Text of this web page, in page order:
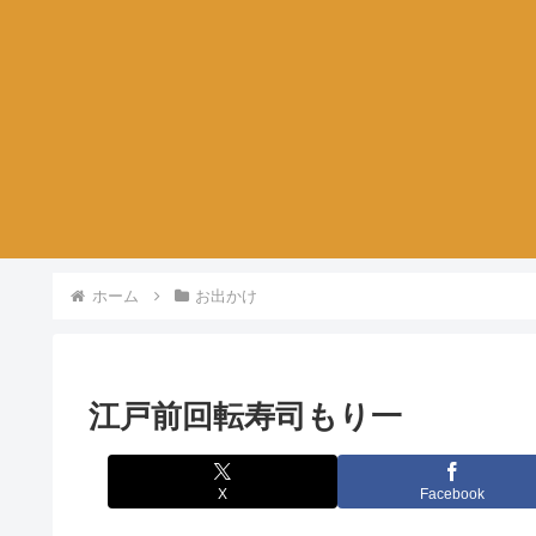
ホーム お出かけ
江戸前回転寿司もり一
X Facebook